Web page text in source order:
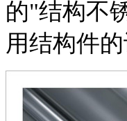
的"结构不
用结构件的